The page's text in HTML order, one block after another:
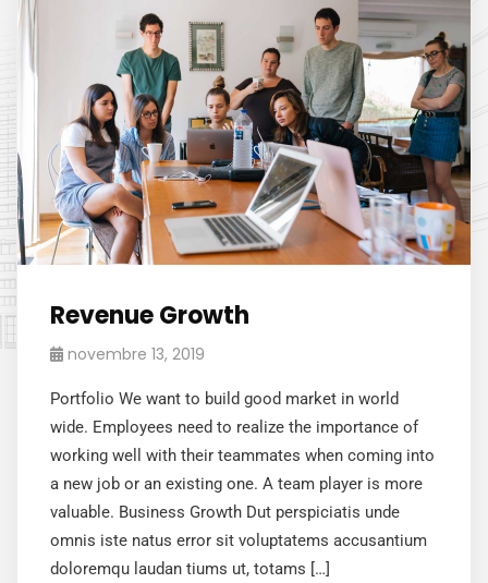
Revenue Growth
novembre 13, 2019
Portfolio We want to build good market in world
wide. Employees need to realize the importance of
working well with their teammates when coming into
a new job or an existing one. A team player is more
valuable. Business Growth Dut perspiciatis unde
omnis iste natus error sit voluptatems accusantium
doloremqu laudan tiums ut, totams […]